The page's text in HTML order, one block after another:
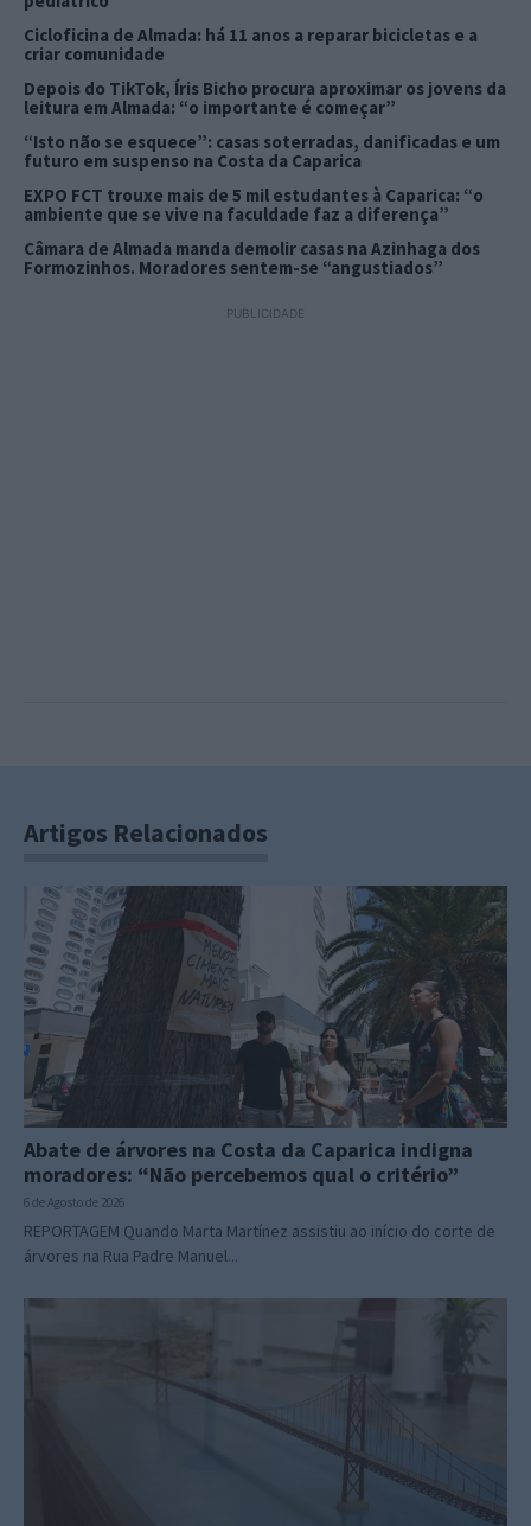
Cicloficina de Almada: há 11 anos a reparar bicicletas e a
criar comunidade
Depois do TikTok, Íris Bicho procura aproximar os jovens da
leitura em Almada: “o importante é começar”
“Isto não se esquece”: casas soterradas, danificadas e um
futuro em suspenso na Costa da Caparica
EXPO FCT trouxe mais de 5 mil estudantes à Caparica: “o
ambiente que se vive na faculdade faz a diferença”
Câmara de Almada manda demolir casas na Azinhaga dos
Formozinhos. Moradores sentem-se “angustiados”
PUBLICIDADE
Artigos Relacionados
Abate de árvores na Costa da Caparica indigna
moradores: “Não percebemos qual o critério”
6 de Agosto de 2026
REPORTAGEM Quando Marta Martínez assistiu ao início do corte de
árvores na Rua Padre Manuel...